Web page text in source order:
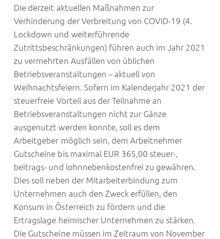
Die derzeit aktuellen Maßnahmen zur
Verhinderung der Verbreitung von COVID-19 (4.
Lockdown und weiterführende
Zutrittsbeschränkungen) führen auch im Jahr 2021
zu vermehrten Ausfällen von üblichen
Betriebsveranstaltungen – aktuell von
Weihnachtsfeiern. Sofern im Kalenderjahr 2021 der
steuerfreie Vorteil aus der Teilnahme an
Betriebsveranstaltungen nicht zur Gänze
ausgenutzt werden konnte, soll es dem
Arbeitgeber möglich sein, dem Arbeitnehmer
Gutscheine bis maximal EUR 365,00 steuer-,
beitrags- und lohnnebenkostenfrei zu gewähren.
Dies soll neben der Mitarbeiterbindung zum
Unternehmen auch den Zweck erfüllen, den
Konsum in Österreich zu fördern und die
Ertragslage heimischer Unternehmen zu stärken.
Die Gutscheine müssen im Zeitraum von November